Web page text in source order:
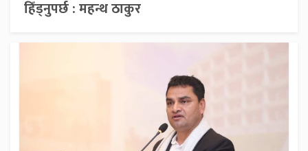
हिँड्नुपर्छ : महन्थ ठाकुर